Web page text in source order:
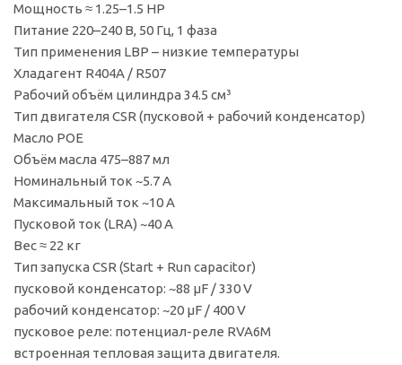
Мощность ≈ 1.25–1.5 HP
Питание 220–240 В, 50 Гц, 1 фаза
Тип применения LBP – низкие температуры
Хладагент R404A / R507
Рабочий объём цилиндра 34.5 см³
Тип двигателя CSR (пусковой + рабочий конденсатор)
Масло POE
Объём масла 475–887 мл
Номинальный ток ~5.7 A
Максимальный ток ~10 A
Пусковой ток (LRA) ~40 A
Вес ≈ 22 кг
Тип запуска CSR (Start + Run capacitor)
пусковой конденсатор: ~88 µF / 330 V
рабочий конденсатор: ~20 µF / 400 V
пусковое реле: потенциал-реле RVA6M
встроенная тепловая защита двигателя.